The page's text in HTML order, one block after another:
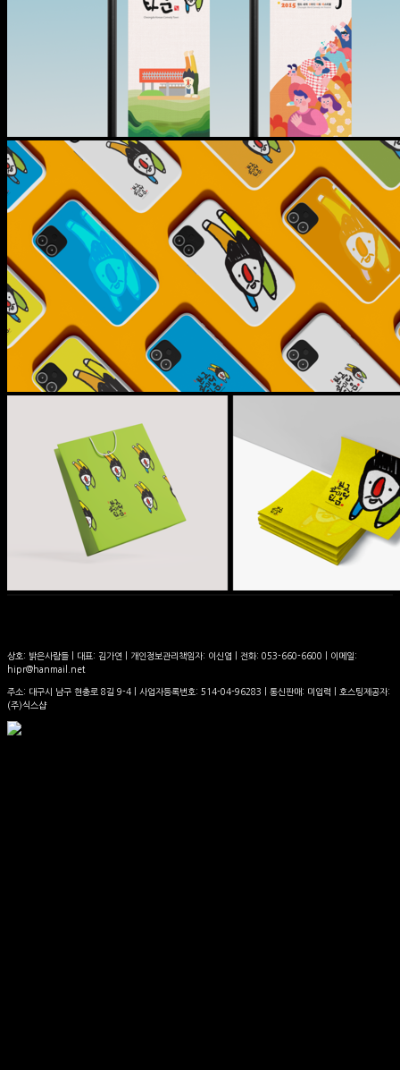
상호: 밝은사람들 | 대표: 김가연 | 개인정보관리책임자: 이신엽 | 전화: 053-660-6600 | 이메일:
hipr@hanmail.net
주소: 대구시 남구 현충로 8길 9-4 | 사업자등록번호: 514-04-96283 | 통신판매: 미입력 | 호스팅제공자:
(주)식스샵